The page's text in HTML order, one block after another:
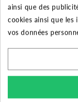
PRODUITS
ainsi que des
cookies ainsi que les
vos données